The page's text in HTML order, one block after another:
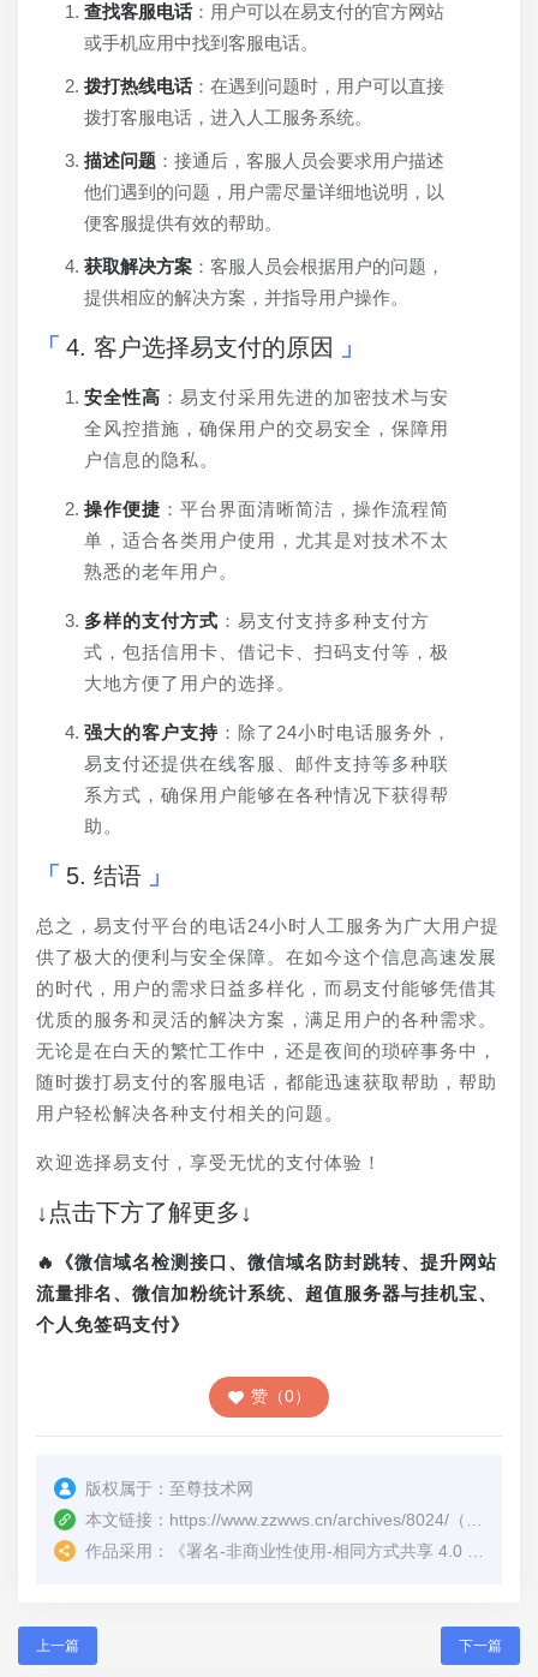
查找客服电话：用户可以在易支付的官方网站
或手机应用中找到客服电话。
拨打热线电话：在遇到问题时，用户可以直接
拨打客服电话，进入人工服务系统。
描述问题 ：接通后，客服人员会要求用户描述
他们遇到的问题，用户需尽量详细地说明，以
便客服提供有效的帮助。
获取解决方案 ：客服人员会根据用户的问题，
提供相应的解决方案，并指导用户操作。
4. 客户选择易支付的原因
安全性高 ：易支付采用先进的加密技术与安
全风控措施，确保用户的交易安全，保障用
户信息的隐私。
操作便捷 ：平台界面清晰简洁，操作流程简
单，适合各类用户使用，尤其是对技术不太
熟悉的老年用户。
多样的支付方式 ：易支付支持多种支付方
式，包括信用卡、借记卡、扫码支付等，极
大地方便了用户的选择。
强大的客户支持 ：除了24小时电话服务外，
易支付还提供在线客服、邮件支持等多种联
系方式，确保用户能够在各种情况下获得帮
助。
5. 结语
总之，易支付平台的电话24小时人工服务为广大用户提
供了极大的便利与安全保障。在如今这个信息高速发展
的时代，用户的需求日益多样化，而易支付能够凭借其
优质的服务和灵活的解决方案，满足用户的各种需求。
无论是在白天的繁忙工作中，还是夜间的琐碎事务中，
随时拨打易支付的客服电话，都能迅速获取帮助，帮助
用户轻松解决各种支付相关的问题。
欢迎选择易支付，享受无忧的支付体验！
↓点击下方了解更多↓
🔥《微信域名检测接口、微信域名防封跳转、提升网站
流量排名、微信加粉统计系统、超值服务器与挂机宝、
个人免签码支付》
赞（0）
版权属于： 至尊技术网
本文链接： https://www.zzwws.cn/archives/8024/ （转载时请注明本文出处及文章链接）
作品采用：
《署名-非商业性使用-相同方式共享 4.0 国际 (CC BY-NC-SA 4.0)
上一篇 下一篇